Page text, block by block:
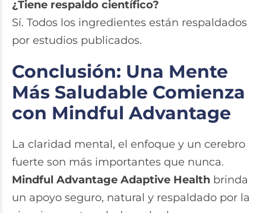
¿Tiene respaldo científico?
Sí. Todos los ingredientes están respaldados
por estudios publicados.
Conclusión: Una Mente
Más Saludable Comienza
con Mindful Advantage
La claridad mental, el enfoque y un cerebro
fuerte son más importantes que nunca.
Mindful Advantage Adaptive Health brinda
un apoyo seguro, natural y respaldado por la